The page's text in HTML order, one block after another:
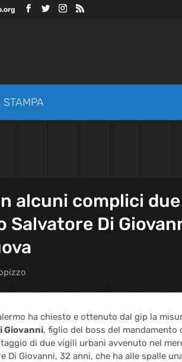
STAMPA
alcuni complici
Salvatore Di
ha chiesto e ottenuto dal gip la
Giovanni, figlio del boss del mandamento
di due vigili urbani avvenuto nel
Di Giovanni, 32 anni, che ha alle spalle